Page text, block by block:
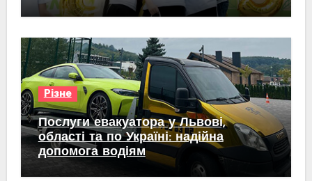
Різне
Послуги евакуатора у Львові,
області та по Україні: надійна
допомога водіям